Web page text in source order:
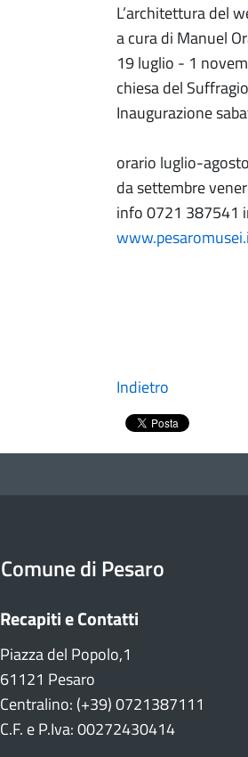
L’architettura del
a cura di Manuel
19 luglio - 1
chiesa del Suffragio
Inaugurazione
orario luglio-
da settembre
info 0721 387541
Indietro
Comune di Pesaro
Recapiti e Contatti
Piazza del Popolo,1
61121 Pesaro
Centralino: (+39) 0721387111
C.F. e P.Iva: 00272430414